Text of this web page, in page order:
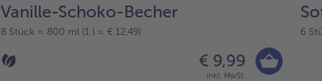
Vanille-Schoko-Becher
8 Stück = 800 ml (1 l = € 12,49)
€ 9,99
inkl. MwSt.
6